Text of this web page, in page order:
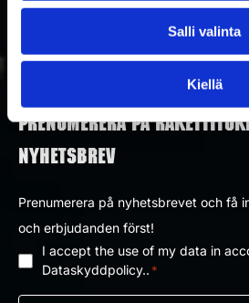
Salli valinta
Kiellä
PRENUMERERA PÅ
NYHETSBREV
Prenumerera på nyhetsbrevet och få
och erbjudanden först!
Dataskyddpolicy
*
I accept the use of my data in
Dataskyddpolicy.. *